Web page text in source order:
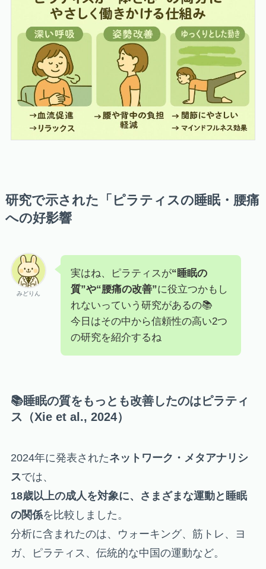
研究で示された「ピラティスの睡眠・腰痛
への好影響
みどりん
実はね、ピラティスが“睡眠の
質”や“腰痛の改善”に役立つかもし
れないっていう研究があるの📚
今日はその中から信頼性の高い2つ
の研究を紹介するね
📚睡眠の質をもっとも改善したのはピラティ
ス（Xie et al., 2024）
2024年に発表されたネットワーク・メタアナリシ
スでは、
18歳以上の成人を対象に、さまざまな運動と睡眠
の関係を比較しました。
分析に含まれたのは、ウォーキング、筋トレ、ヨ
ガ、ピラティス、伝統的な中国の運動など。